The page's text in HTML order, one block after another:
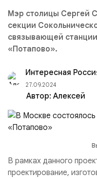
Мэр столицы Сергей
секции
связывающей
«Потапово».
Интересная
27.09.2024
Автор: Алексей
В рамках данного
проектирование,